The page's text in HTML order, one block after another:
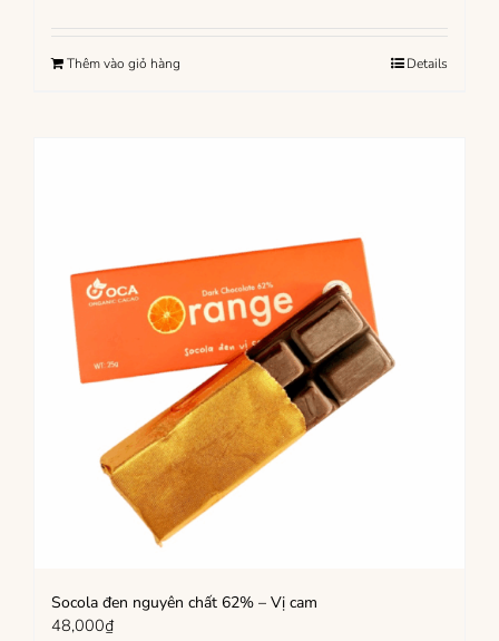
Thêm vào giỏ hàng Details
Socola đen nguyên chất 62% – Vị cam
48,000₫